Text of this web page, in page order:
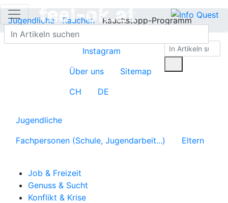
Jugendliche Rauchen Rauchstopp-Programm
Instagram
Über uns
Sitemap
CH
DE
Jugendliche
Fachpersonen (Schule, Jugendarbeit...)
Eltern
Job & Freizeit
Genuss & Sucht
Konflikt & Krise